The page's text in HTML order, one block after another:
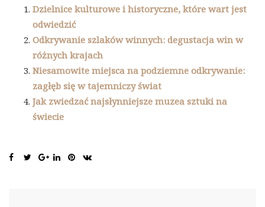
Dzielnice kulturowe i historyczne, które wart jest
odwiedzić
Odkrywanie szlaków winnych: degustacja win w
różnych krajach
Niesamowite miejsca na podziemne odkrywanie:
zagłęb się w tajemniczy świat
Jak zwiedzać najsłynniejsze muzea sztuki na
świecie